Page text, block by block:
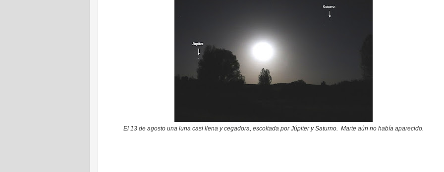
El 13 de agosto una luna casi llena y cegadora, escoltada por Júpiter y Saturno. Marte aún no había aparecido.